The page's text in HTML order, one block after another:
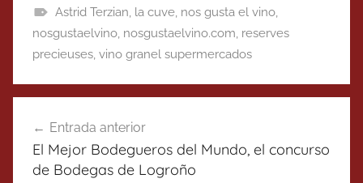
Astrid Terzian, la cuve, nos gusta el vino,
nosgustaelvino, nosgustaelvino.com, reserves
precieuses, vino granel supermercados
de
entradas
Entrada anterior
El Mejor Bodegueros del Mundo, el concurso
de Bodegas de Logroño